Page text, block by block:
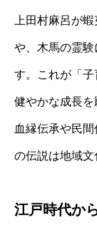
上田村麻呂が
や、木馬の霊
す。これが「
健やかな成長を
血縁伝承や民
の伝説は地域文
江戸時代か